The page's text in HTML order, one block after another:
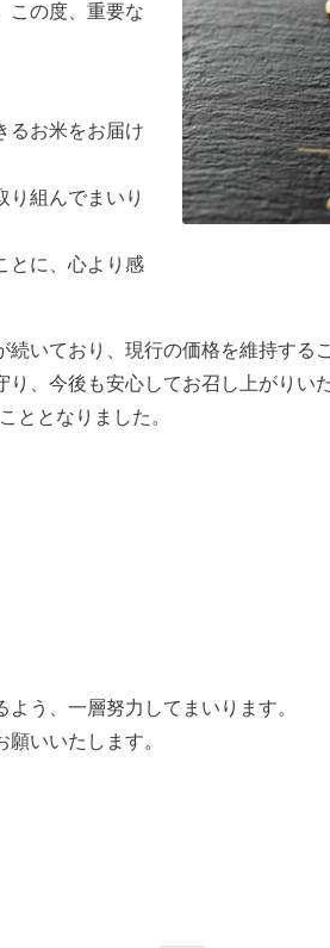
この度、重要な
るお米をお届け
り組んでまいり
とに、心より感
いており、現行の価格を維持する
、今後も安心してお召し上がりい
ととなりました。
う、一層努力してまいります。
いいたします。